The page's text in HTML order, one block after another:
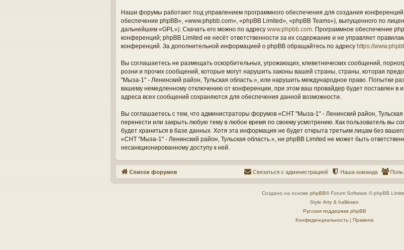
Наши форумы работают под управлением программного обеспечения для создания
обеспечение phpBB», «www.phpbb.com», «phpBB Limited», «phpBB Teams»), выпущенного по
дальнейшем «GPL»). Скачать его можно по адресу www.phpbb.com . Программное обеспечение
конференций; phpBB Limited не несёт ответственности за их содержание и не управляет
конференций. За дополнительной информацией о phpBB обращайтесь по адресу https://
Вы соглашаетесь не размещать оскорбительных, угрожающих, клеветнических сообщений,
розни и прочих сообщений, которые могут нарушить законы вашей страны, страны, которая
"Мыза-1" - Ленинский район, Тульская область.», или нарушить международное право. Попытки
вашему немедленному отключению от конференции, при этом ваш провайдер будет поставлен в
адреса всех сообщений сохраняются для обеспечения данной возможности.
Вы соглашаетесь с тем, что администраторы форумов «СНТ "Мыза-1" - Ленинский район, Тульская
перенести или закрыть любую тему в любое время по своему усмотрению. Как пользователь вы
будет храниться в базе данных. Хотя эта информация не будет открыта третьим лицам без
«СНТ "Мыза-1" - Ленинский район, Тульская область.», ни phpBB Limited не может быть
несанкционированному доступу к ней.
Список форумов Наша команда
Связаться с администрацией
Создано на основе phpBB® Forum Software © phpBB
Style Arty & halilesen
Русская поддержка phpBB
Конфиденциальность| Правила